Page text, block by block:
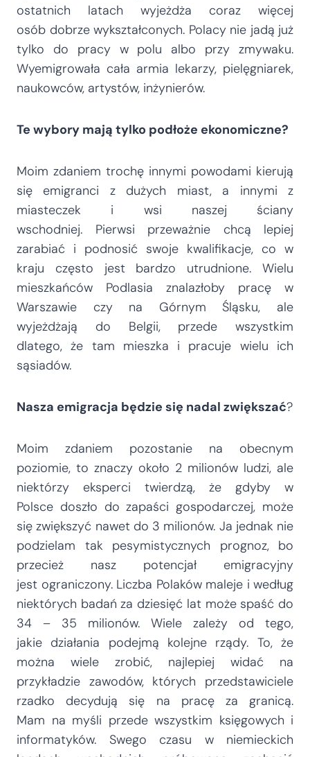
ostatnich latach wyjeżdża coraz więcej
osób dobrze wykształconych. Polacy nie jadą już
tylko do pracy w polu albo przy zmywaku.
Wyemigrowała cała armia lekarzy, pielęgniarek,
naukowców, artystów, inżynierów.
Te wybory mają tylko podłoże ekonomiczne?
Moim zdaniem trochę innymi powodami kierują
się emigranci z dużych miast, a innymi z
miasteczek i wsi naszej ściany
wschodniej. Pierwsi przeważnie chcą lepiej
zarabiać i podnosić swoje kwalifikacje, co w
kraju często jest bardzo utrudnione. Wielu
mieszkańców Podlasia znalazłoby pracę w
Warszawie czy na Górnym Śląsku, ale
wyjeżdżają do Belgii, przede wszystkim
dlatego, że tam mieszka i pracuje wielu ich
sąsiadów.
Nasza emigracja będzie się nadal zwiększać?
Moim zdaniem pozostanie na obecnym
poziomie, to znaczy około 2 milionów ludzi, ale
niektórzy eksperci twierdzą, że gdyby w
Polsce doszło do zapaści gospodarczej, może
się zwiększyć nawet do 3 milionów. Ja jednak nie
podzielam tak pesymistycznych prognoz, bo
przecież nasz potencjał emigracyjny
jest ograniczony. Liczba Polaków maleje i według
niektórych badań za dziesięć lat może spaść do
34 – 35 milionów. Wiele zależy od tego,
jakie działania podejmą kolejne rządy. To, że
można wiele zrobić, najlepiej widać na
przykładzie zawodów, których przedstawiciele
rzadko decydują się na pracę za granicą.
Mam na myśli przede wszystkim księgowych i
informatyków. Swego czasu w niemieckich